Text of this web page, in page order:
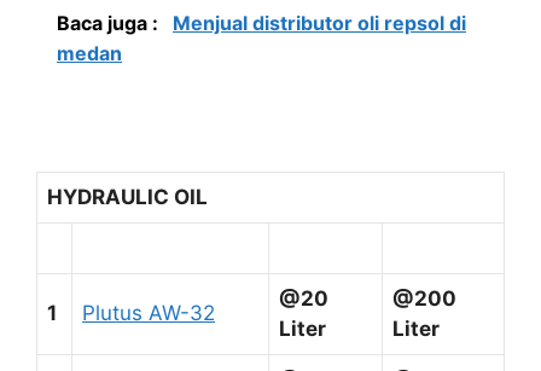
Baca juga :
Menjual distributor oli repsol di
medan
HYDRAULIC OIL
1 Plutus AW-32
@20
Liter
@200
Liter